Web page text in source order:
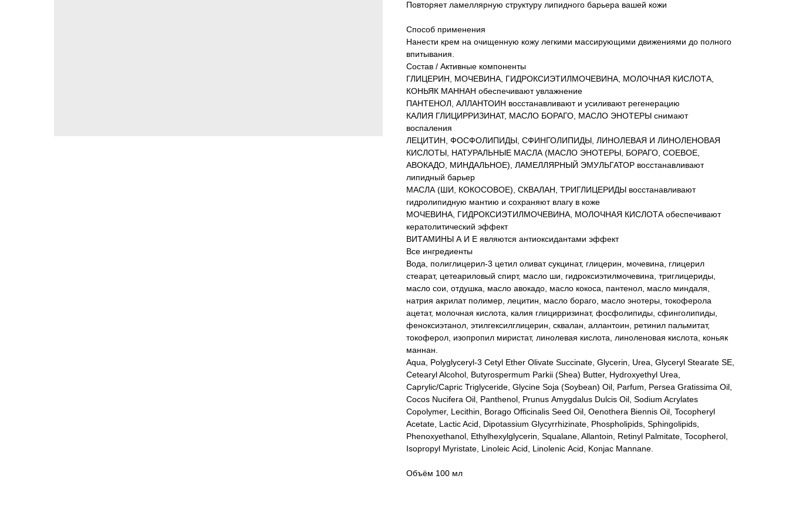
Повторяет ламеллярную структуру липидного барьера вашей кожи
Способ применения
Нанести крем на очищенную кожу легкими массирующими движениями до полного
впитывания.
Состав / Активные компоненты
ГЛИЦЕРИН, МОЧЕВИНА, ГИДРОКСИЭТИЛМОЧЕВИНА, МОЛОЧНАЯ КИСЛОТА,
КОНЬЯК МАННАН обеспечивают увлажнение
ПАНТЕНОЛ, АЛЛАНТОИН восстанавливают и усиливают регенерацию
КАЛИЯ ГЛИЦИРРИЗИНАТ, МАСЛО БОРАГО, МАСЛО ЭНОТЕРЫ снимают
воспаления
ЛЕЦИТИН, ФОСФОЛИПИДЫ, СФИНГОЛИПИДЫ, ЛИНОЛЕВАЯ И ЛИНОЛЕНОВАЯ
КИСЛОТЫ, НАТУРАЛЬНЫЕ МАСЛА (МАСЛО ЭНОТЕРЫ, БОРАГО, СОЕВОЕ,
АВОКАДО, МИНДАЛЬНОЕ), ЛАМЕЛЛЯРНЫЙ ЭМУЛЬГАТОР восстанавливают
липидный барьер
МАСЛА (ШИ, КОКОСОВОЕ), СКВАЛАН, ТРИГЛИЦЕРИДЫ восстанавливают
гидролипидную мантию и сохраняют влагу в коже
МОЧЕВИНА, ГИДРОКСИЭТИЛМОЧЕВИНА, МОЛОЧНАЯ КИСЛОТА обеспечивают
кератолитический эффект
ВИТАМИНЫ А И Е являются антиоксидантами эффект
Все ингредиенты
Вода, полиглицерил-3 цетил оливат сукцинат, глицерин, мочевина, глицерил
стеарат, цетеариловый спирт, масло ши, гидроксиэтилмочевина, триглицериды,
масло сои, отдушка, масло авокадо, масло кокоса, пантенол, масло миндаля,
натрия акрилат полимер, лецитин, масло бораго, масло энотеры, токоферола
ацетат, молочная кислота, калия глицирризинат, фосфолипиды, сфинголипиды,
феноксиэтанол, этилгексилглицерин, сквалан, аллантоин, ретинил пальмитат,
токоферол, изопропил миристат, линолевая кислота, линоленовая кислота, коньяк
маннан.
Aqua, Polyglyceryl-3 Cetyl Ether Olivate Succinate, Glycerin, Urea, Glyceryl Stearate SE,
Cetearyl Alcohol, Butyrospermum Parkii (Shea) Butter, Hydroxyethyl Urea,
Caprylic/Capric Triglyceride, Glycine Soja (Soybean) Oil, Parfum, Persea Gratissima Oil,
Cocos Nucifera Oil, Panthenol, Prunus Аmygdalus Dulcis Oil, Sodium Acrylates
Copolymer, Lecithin, Borago Officinalis Seed Oil, Oenothera Biennis Oil, Tocopheryl
Acetate, Lactic Acid, Dipotassium Glycyrrhizinate, Phospholipids, Sphingolipids,
Phenoxyethanol, Ethylhexylglycerin, Squalane, Allantoin, Retinyl Palmitate, Tocopherol,
Isopropyl Myristate, Linoleic Аcid, Linolenic Аcid, Konjac Mannane.
Объём 100 мл